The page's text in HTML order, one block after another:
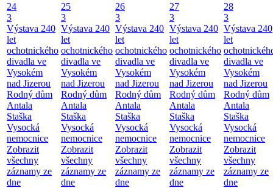
24
3
Výstava 240
let
ochotnického
divadla ve
Vysokém
nad Jizerou
Rodný dům
Antala
Staška
Vysocká
nemocnice
Zobrazit
všechny
záznamy ze
dne
25
3
Výstava 240
let
ochotnického
divadla ve
Vysokém
nad Jizerou
Rodný dům
Antala
Staška
Vysocká
nemocnice
Zobrazit
všechny
záznamy ze
dne
26
3
Výstava 240
let
ochotnického
divadla ve
Vysokém
nad Jizerou
Rodný dům
Antala
Staška
Vysocká
nemocnice
Zobrazit
všechny
záznamy ze
dne
27
3
Výstava 240
let
ochotnického
divadla ve
Vysokém
nad Jizerou
Rodný dům
Antala
Staška
Vysocká
nemocnice
Zobrazit
všechny
záznamy ze
dne
28
3
Výstava 240
let
divadla ve
Vysokém
nad Jizerou
Rodný dům
Antala
Staška
Vysocká
nemocnice
Zobrazit
všechny
záznamy ze
dne